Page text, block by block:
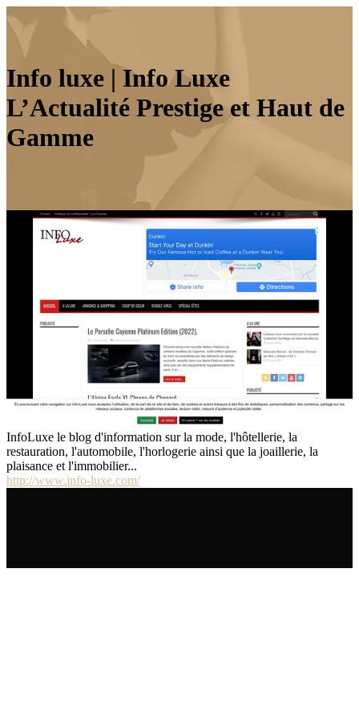
Info luxe | Info Luxe
L’Actualité Prestige et Haut de
Gamme
InfoLuxe le blog d'information sur la mode, l'hôtellerie, la
restauration, l'automobile, l'horlogerie ainsi que la joaillerie, la
plaisance et l'immobilier...
http://www.info-luxe.com/